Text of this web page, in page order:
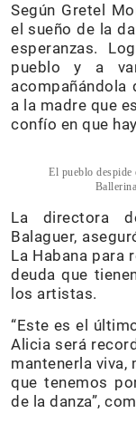
Según Gretel
el sueño de la
esperanzas.
pueblo y a
acompañándola
a la madre que
confío en que
El pueblo despide
La directora
Balaguer,
La Habana para
deuda que
los artistas.
“Este es el
Alicia será
mantenerla viva,
que tenemos
de la danza”,